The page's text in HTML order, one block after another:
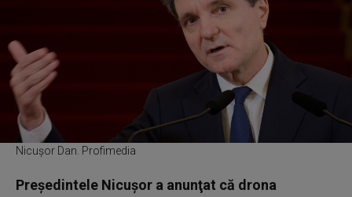
Nicușor Dan. Profimedia
Preşedintele Nicuşor a anunţat că drona